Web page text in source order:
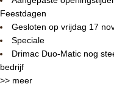
Feestdagen
Gesloten op vrijdag 17
Speciale
Drimac Duo-Matic nog
bedrijf
>> meer